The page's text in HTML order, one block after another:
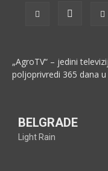
„AgroTV“ – jedini
poljoprivredi 365 dana u
BELGRADE
Light Rain